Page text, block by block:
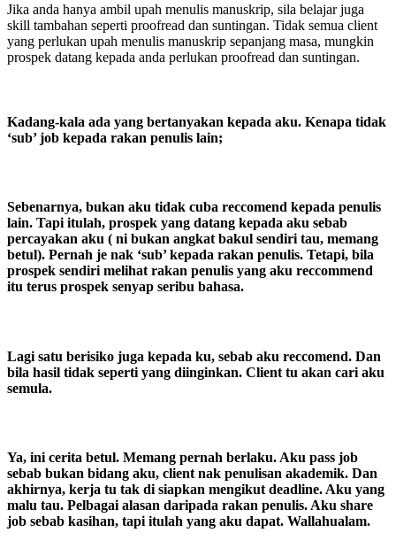
Jika anda hanya ambil upah menulis manuskrip, sila belajar juga
skill tambahan seperti proofread dan suntingan. Tidak semua client
yang perlukan upah menulis manuskrip sepanjang masa, mungkin
prospek datang kepada anda perlukan proofread dan suntingan.
Kadang-kala ada yang bertanyakan kepada aku. Kenapa tidak
‘sub’ job kepada rakan penulis lain;
Sebenarnya, bukan aku tidak cuba reccomend kepada penulis
lain. Tapi itulah, prospek yang datang kepada aku sebab
percayakan aku ( ni bukan angkat bakul sendiri tau, memang
betul). Pernah je nak ‘sub’ kepada rakan penulis. Tetapi, bila
prospek sendiri melihat rakan penulis yang aku reccommend
itu terus prospek senyap seribu bahasa.
Lagi satu berisiko juga kepada ku, sebab aku reccomend. Dan
bila hasil tidak seperti yang diinginkan. Client tu akan cari aku
semula.
Ya, ini cerita betul. Memang pernah berlaku. Aku pass job
sebab bukan bidang aku, client nak penulisan akademik. Dan
akhirnya, kerja tu tak di siapkan mengikut deadline. Aku yang
malu tau. Pelbagai alasan daripada rakan penulis. Aku share
job sebab kasihan, tapi itulah yang aku dapat. Wallahualam.